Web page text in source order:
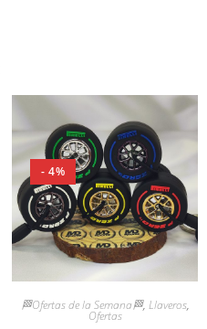
- 4%
🏁Ofertas de la Semana🏁, Llaveros,
Ofertas